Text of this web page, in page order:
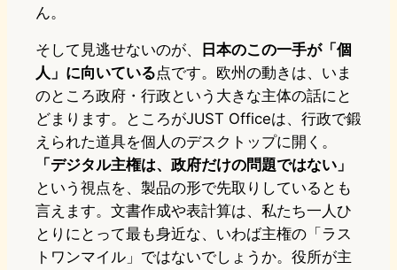
ん。
そして見逃せないのが、
日本のこの一手が「個
人」に向いている点です。欧州の動きは、いま
のところ政府・行政という大きな主体の話にと
どまります。ところがJUST Officeは、行政で鍛
えられた道具を個人のデスクトップに開く。
「デジタル主権は、政府だけの問題ではない」
という視点を、製品の形で先取りしているとも
言えます。文書作成や表計算は、私たち一人ひ
とりにとって最も身近な、いわば主権の「ラス
トワンマイル」ではないでしょうか。役所が主